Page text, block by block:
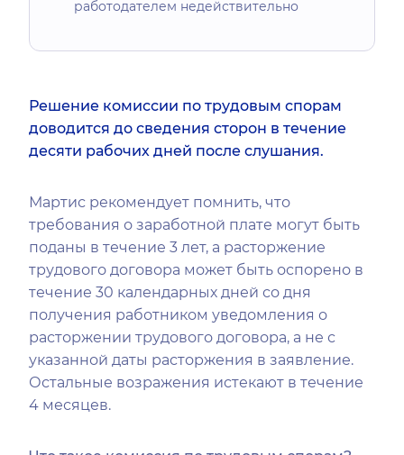
работодателем недействительно
Решение комиссии по трудовым спорам
доводится до сведения сторон в течение
десяти рабочих дней после слушания.
Мартис рекомендует помнить, что
требования о заработной плате могут быть
поданы в течение 3 лет, а расторжение
трудового договора может быть оспорено в
течение 30 календарных дней со дня
получения работником уведомления о
расторжении трудового договора, а не с
указанной даты расторжения в заявление.
Остальные возражения истекают в течение
4 месяцев.